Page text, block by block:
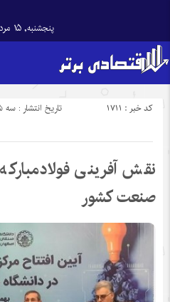
پنجشنبه, ۱۵ مرداد , ۱۴۰۵
تاریخ انتشار : سه شنبه ۱۸ بهمن کد خبر : 1711
نقش آفرینی
صنعت کشور